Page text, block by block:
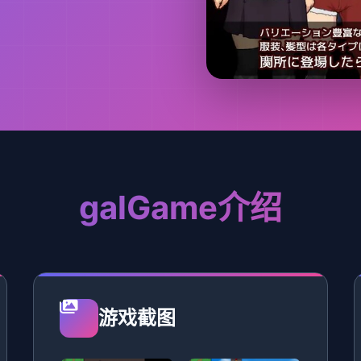
galGame介绍
游戏截图